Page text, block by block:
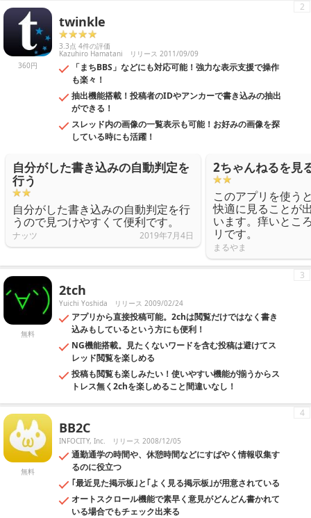
360円
twinkle
3.3点 4件の評価
Kazuhiro Hamatani リリース 2011/09/09
「まちBBS」などにも対応可能！強力な表示支援で操作
も楽々！
抽出機能搭載！投稿者のIDやアンカーで書き込みの抽出
ができる！
スレッド内の画像の一覧表示も可能！お好みの画像を探
している時にも活躍！
2
自分がした書き込みの自動判定を
行う
自分がした書き込みの自動判定を行
うので見つけやすくて便利です。
ナッツ 2019年7月4日
2ちゃんねるを見
このアプリを使う
快適に見ることが
います。痒いとこ
リです。
まるやま
無料
2tch
Yuichi Yoshida リリース 2009/02/24
アプリから直接投稿可能。2chは閲覧だけではなく書き
込みもしているという方にも便利！
NG機能搭載。見たくないワードを含む投稿は避けてス
レッド閲覧を楽しめる
投稿も閲覧も楽しみたい！使いやすい機能が揃うからス
トレス無く2chを楽しめること間違いなし！
3
無料
BB2C
INFOCITY, Inc. リリース 2008/12/05
通勤通学の時間や、休憩時間などにすばやく情報収集す
るのに役立つ
｢最近見た掲示板｣と｢よく見る掲示板｣が用意されている
オートスクロール機能で素早く意見がどんどん書かれて
いる場合でもチェック出来る
4